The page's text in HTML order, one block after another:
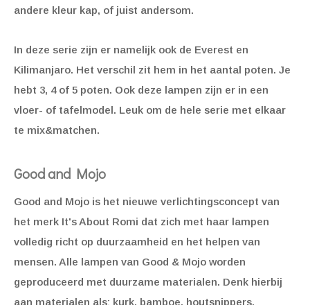
andere kleur kap, of juist andersom.
In deze serie zijn er namelijk ook de Everest en
Kilimanjaro. Het verschil zit hem in het aantal poten. Je
hebt 3, 4 of 5 poten. Ook deze lampen zijn er in een
vloer- of tafelmodel. Leuk om de hele serie met elkaar
te mix&matchen.
Good and Mojo
Good and Mojo is het nieuwe verlichtingsconcept van
het merk It's About Romi dat zich met haar lampen
volledig richt op duurzaamheid en het helpen van
mensen. Alle lampen van Good & Mojo worden
geproduceerd met duurzame materialen. Denk hierbij
aan materialen als: kurk, bamboe, houtsnippers,